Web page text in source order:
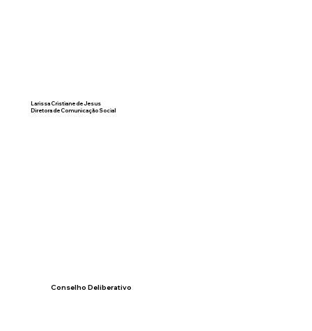
Larissa Cristiane de Jesus
Diretora de Comunicação Social
Conselho Deliberativo